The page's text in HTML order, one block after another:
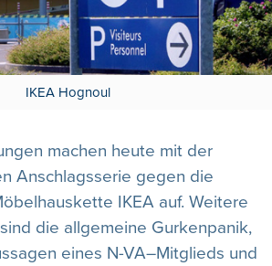
IKEA Hognoul
machen heute mit der
Anschlagsserie gegen die
IKEA auf. Weitere
die allgemeine Gurkenpanik,
eines N-VA–Mitglieds und